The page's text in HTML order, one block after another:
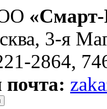
3-я
2864,
почта: